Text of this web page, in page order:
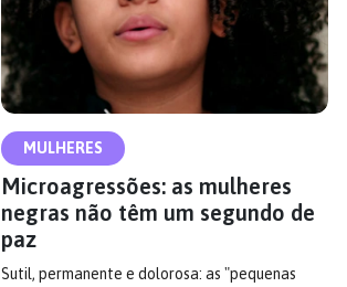
MULHERES
Microagressões: as mulheres
negras não têm um segundo de
paz
Sutil, permanente e dolorosa: as "pequenas